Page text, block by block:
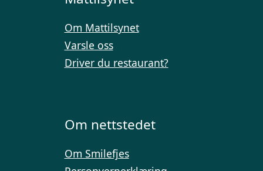
Om Mattilsynet
Varsle oss
Driver du restaurant?
Om nettstedet
Om Smilefjes